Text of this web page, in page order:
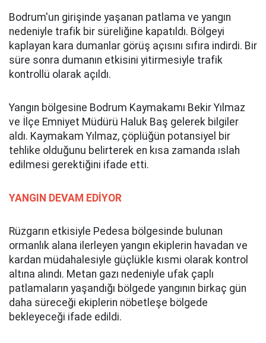
Bodrum'un girişinde yaşanan patlama ve yangın
nedeniyle trafik bir süreliğine kapatıldı. Bölgeyi
kaplayan kara dumanlar görüş açısını sıfıra indirdi. Bir
süre sonra dumanın etkisini yitirmesiyle trafik
kontrollü olarak açıldı.
Yangın bölgesine Bodrum Kaymakamı Bekir Yılmaz
ve İlçe Emniyet Müdürü Haluk Baş gelerek bilgiler
aldı. Kaymakam Yılmaz, çöplüğün potansiyel bir
tehlike olduğunu belirterek en kısa zamanda ıslah
edilmesi gerektiğini ifade etti.
YANGIN DEVAM EDİYOR
Rüzgarın etkisiyle Pedesa bölgesinde bulunan
ormanlık alana ilerleyen yangın ekiplerin havadan ve
kardan müdahalesiyle güçlükle kısmi olarak kontrol
altına alındı. Metan gazı nedeniyle ufak çaplı
patlamaların yaşandığı bölgede yangının birkaç gün
daha süreceği ekiplerin nöbetleşe bölgede
bekleyeceği ifade edildi.